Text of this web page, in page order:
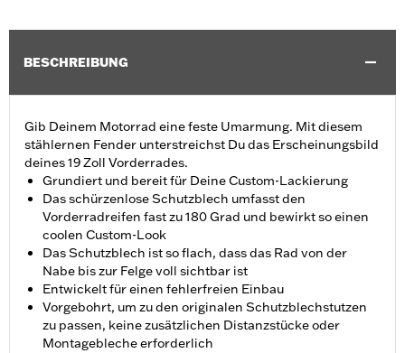
BESCHREIBUNG
Gib Deinem Motorrad eine feste Umarmung. Mit diesem
stählernen Fender unterstreichst Du das Erscheinungsbild
deines 19 Zoll Vorderrades.
Grundiert und bereit für Deine Custom-Lackierung
Das schürzenlose Schutzblech umfasst den
Vorderradreifen fast zu 180 Grad und bewirkt so einen
coolen Custom-Look
Das Schutzblech ist so flach, dass das Rad von der
Nabe bis zur Felge voll sichtbar ist
Entwickelt für einen fehlerfreien Einbau
Vorgebohrt, um zu den originalen Schutzblechstutzen
zu passen, keine zusätzlichen Distanzstücke oder
Montagebleche erforderlich